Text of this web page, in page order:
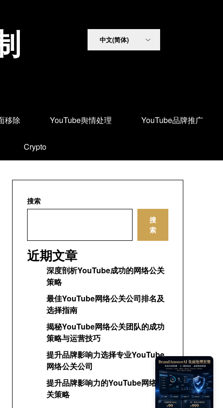
移除 YouTube舆情处理 YouTube品牌推广
Crypto
搜索
搜
索
近期文章
深度剖析YouTube成功的网络公关
策略
最佳YouTube网络公关公司排名及
选择指南
揭秘YouTube网络公关团队的成功
策略与运营技巧
提升品牌影响力选择专业YouTube
网络公关公司
提升品牌影响力的YouTube网络公
关策略